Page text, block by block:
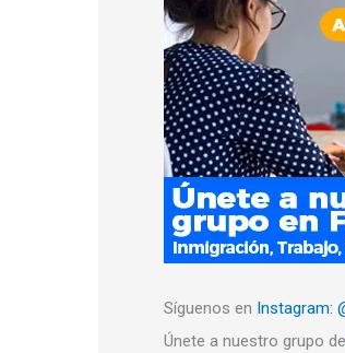
Síguenos en Instagram:
Únete a nuestro grupo de